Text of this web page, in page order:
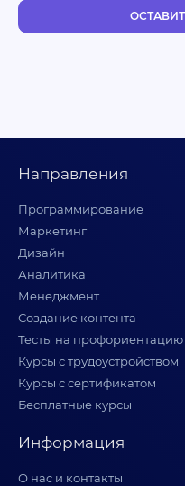
Направления
Программирование
Маркетинг
Дизайн
Аналитика
Менеджмент
Создание контента
Тесты на профориентацию
Курсы с трудоустройством
Курсы с сертификатом
Бесплатные курсы
Информация
О нас и контакты